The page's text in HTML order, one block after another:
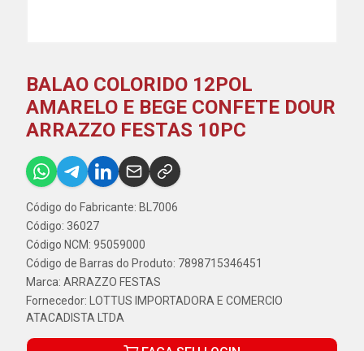
BALAO COLORIDO 12POL
AMARELO E BEGE CONFETE DOUR
ARRAZZO FESTAS 10PC
Código do Fabricante: BL7006
Código: 36027
Código NCM: 95059000
Código de Barras do Produto: 7898715346451
Marca: ARRAZZO FESTAS
Fornecedor:
LOTTUS IMPORTADORA E COMERCIO
ATACADISTA LTDA